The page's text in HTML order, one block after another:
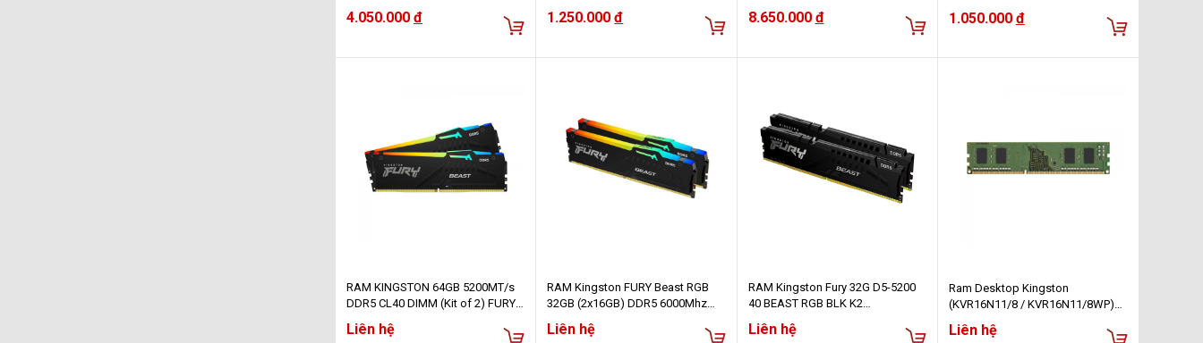
4.050.000 đ 1.250.000đ 8.650.000 đ 1.050.000 đ
RAM KINGSTON 64GB 5200MT/s
DDR5 CL40 DIMM (Kit of 2) FURY
64
Liên hệ
RAM Kingston FURY Beast RGB
32GB (2x16GB) DDR5 6000Mhz
Liên hệ
RAM Kingston Fury 32G D5-5200
40 BEAST RGB BLK K2
Liên hệ
Ram Desktop Kingston
(KVR16N11/8 / KVR16N11/8WP)
Liên hệ